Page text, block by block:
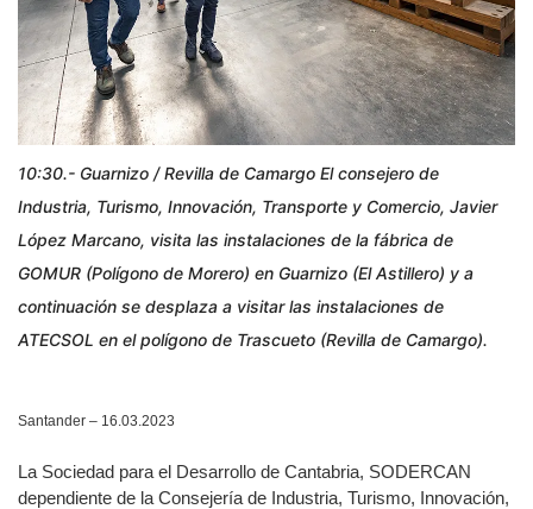
10:30.- Guarnizo / Revilla de Camargo El consejero de
Industria, Turismo, Innovación, Transporte y Comercio, Javier
López Marcano, visita las instalaciones de la fábrica de
GOMUR (Polígono de Morero) en Guarnizo (El Astillero) y a
continuación se desplaza a visitar las instalaciones de
ATECSOL en el polígono de Trascueto (Revilla de Camargo).
Santander – 16.03.2023
La Sociedad para el Desarrollo de Cantabria, SODERCAN
dependiente de la Consejería de Industria, Turismo, Innovación,